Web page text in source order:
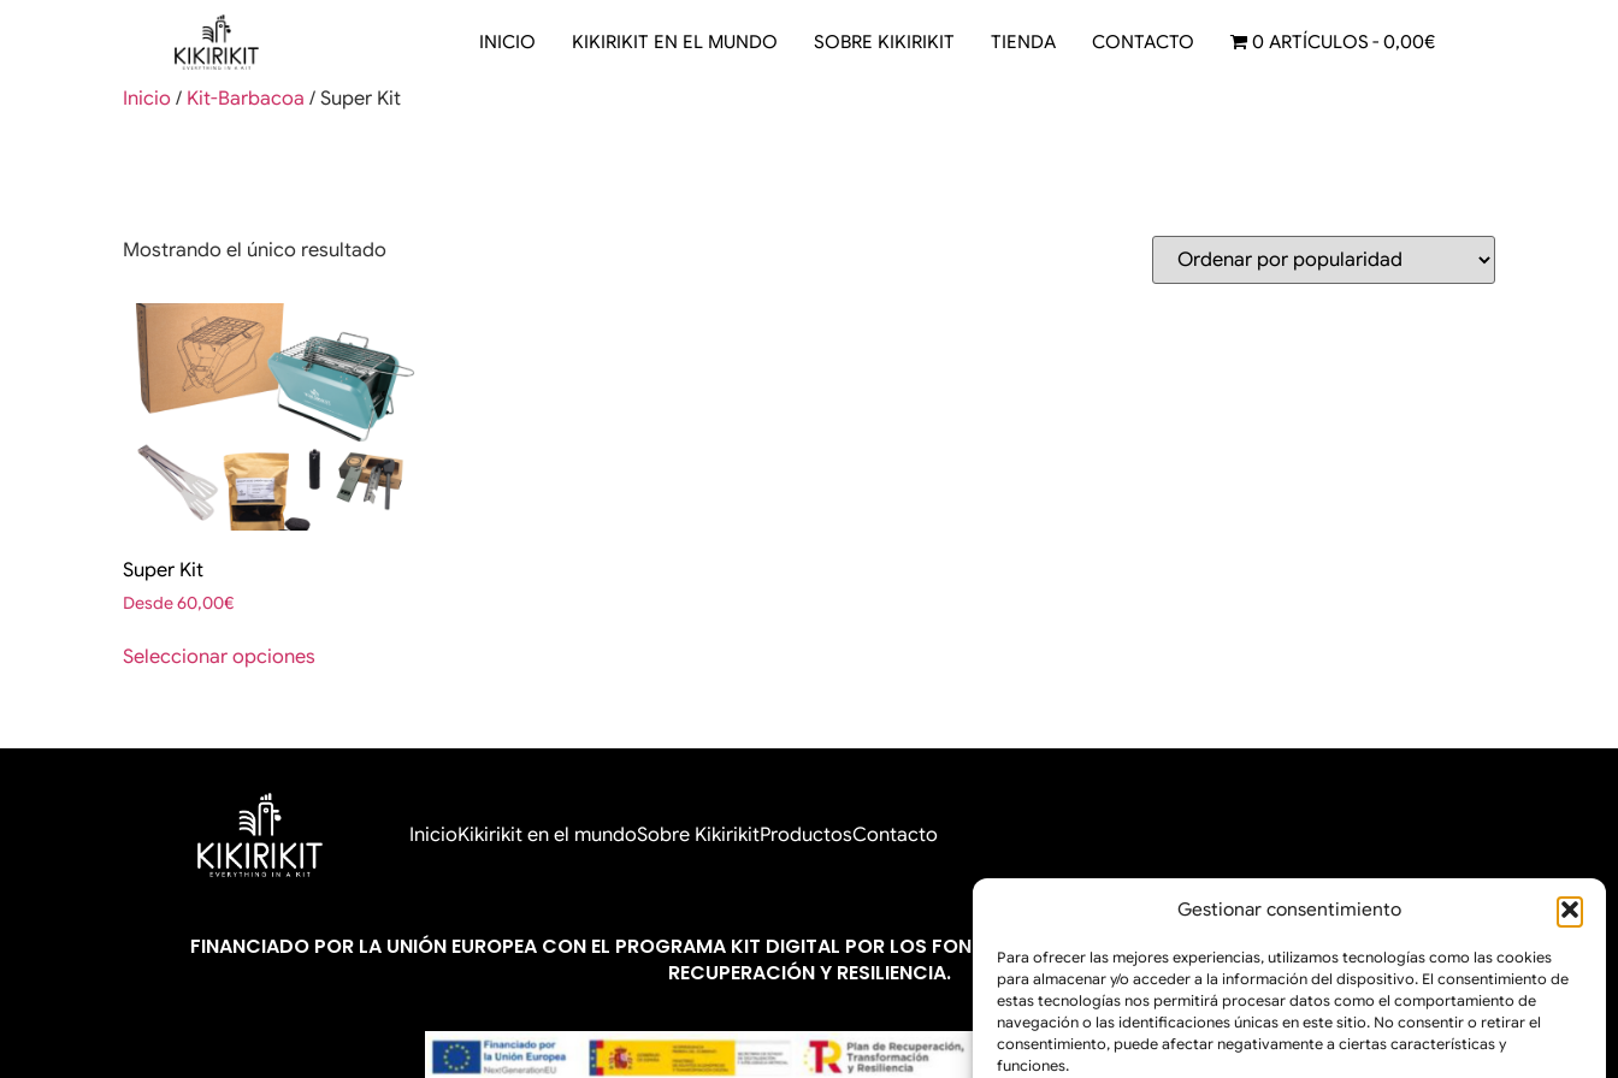
Gestionar consentimiento
Para ofrecer las mejores experiencias, utilizamos tecnologías como las cookies
para almacenar y/o acceder a la información del dispositivo. El consentimiento de
estas tecnologías nos permitirá procesar datos como el comportamiento de
navegación o las identificaciones únicas en este sitio. No consentir o retirar el
consentimiento, puede afectar negativamente a ciertas características y
funciones.
INICIO KIKIRIKIT EN EL MUNDO SOBRE KIKIRIKIT TIENDA CONTACTO 0 ARTÍCULOS 0,00€
Inicio / Kit-Barbacoa / Super Kit
Mostrando el único resultado
Super Kit
Desde60,00€
Seleccionar opciones
InicioKikirikit en el mundoSobre KikirikitProductosContacto
FINANCIADO POR LA UNIÓN EUROPEA CON EL PROGRAMA KIT DIGITAL POR LOS FONDOS NEXT GENERATION (EU) DEL MECANISMO DE
RECUPERACIÓN Y RESILIENCIA.